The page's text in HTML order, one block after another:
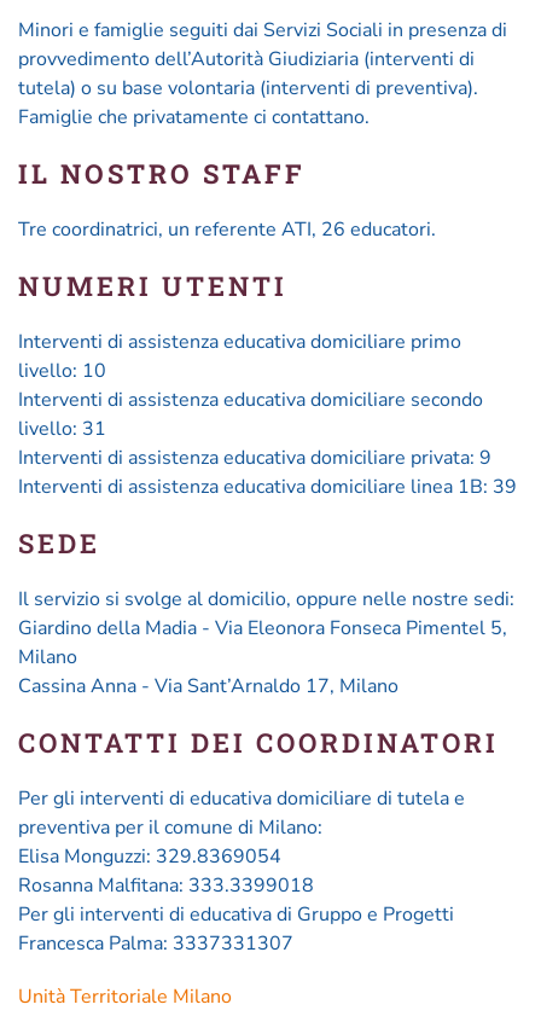
Minori e famiglie seguiti dai Servizi Sociali in presenza di
provvedimento dell’Autorità Giudiziaria (interventi di
tutela) o su base volontaria (interventi di preventiva).
Famiglie che privatamente ci contattano.
IL NOSTRO STAFF
Tre coordinatrici, un referente ATI, 26 educatori.
NUMERI UTENTI
Interventi di assistenza educativa domiciliare primo
livello: 10
Interventi di assistenza educativa domiciliare secondo
livello: 31
Interventi di assistenza educativa domiciliare privata: 9
Interventi di assistenza educativa domiciliare linea 1B: 39
SEDE
Il servizio si svolge al domicilio, oppure nelle nostre sedi:
Giardino della Madia - Via Eleonora Fonseca Pimentel 5,
Milano
Cassina Anna - Via Sant’Arnaldo 17, Milano
CONTATTI DEI COORDINATORI
Per gli interventi di educativa domiciliare di tutela e
preventiva per il comune di Milano:
Elisa Monguzzi: 329.8369054
Rosanna Malfitana: 333.3399018
Per gli interventi di educativa di Gruppo e Progetti
Francesca Palma: 3337331307
Unità Territoriale Milano